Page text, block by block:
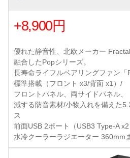
+8,900円
優れた静音性、北欧メーカー
融合したPopシリーズ。
長寿命ライフルベアリングファン
標準搭載（フロント x3/背面 x1）/
フロントパネル、両サイドパネル
減する防音素材/小物入れを備えた
ス
前面USB 2ポート（USB3 Type-A x2
水冷クーラーラジエーター 360mm